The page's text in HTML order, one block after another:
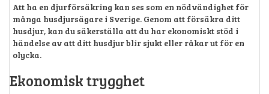
Att ha en djurförsäkring kan ses som en nödvändighet för
många husdjursägare i Sverige. Genom att försäkra ditt
husdjur, kan du säkerställa att du har ekonomiskt stöd i
händelse av att ditt husdjur blir sjukt eller råkar ut för en
olycka.
Ekonomisk trygghet